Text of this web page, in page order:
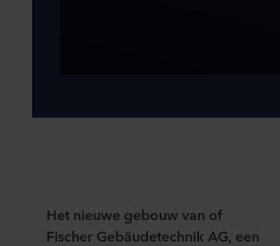
Het nieuwe gebouw van of
Fischer Gebäudetechnik AG, een